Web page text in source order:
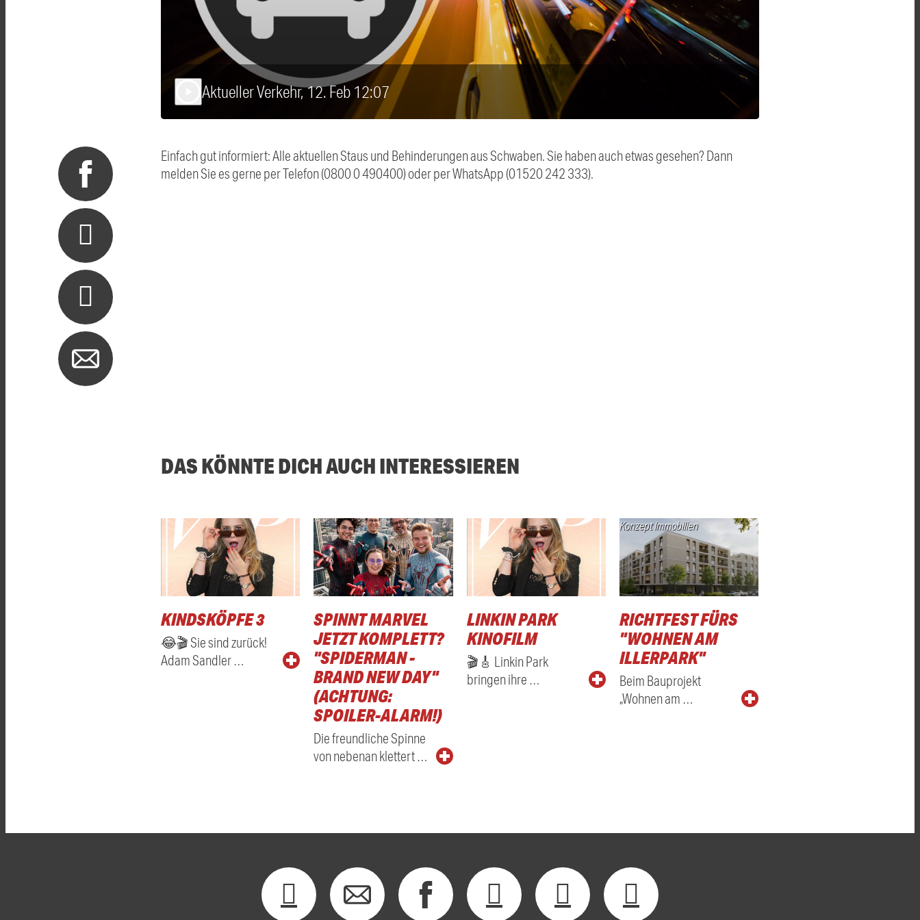
Aktueller Verkehr, 12. Feb 12:07
Einfach gut informiert: Alle aktuellen Staus und Behinderungen aus Schwaben. Sie haben auch etwas gesehen? Dann
melden Sie es gerne per Telefon (0800 0 490400) oder per WhatsApp (01520 242 333).
DAS KÖNNTE DICH AUCH INTERESSIEREN
KINDSKÖPFE 3
😂🎬 Sie sind zurück!
Adam Sandler …
SPINNT MARVEL
JETZT KOMPLETT?
"SPIDERMAN -
BRAND NEW DAY"
(ACHTUNG:
SPOILER-ALARM!)
Die freundliche Spinne
von nebenan klettert …
LINKIN PARK
KINOFILM
🎬🎸 Linkin Park
bringen ihre …
Konzept Immobilien
RICHTFEST FÜRS
"WOHNEN AM
ILLERPARK"
Beim Bauprojekt
„Wohnen am …